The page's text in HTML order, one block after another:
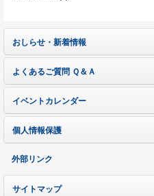
おしらせ・新着情報
よくあるご質問 Ｑ＆Ａ
イベントカレンダー
個人情報保護
外部リンク
サイトマップ